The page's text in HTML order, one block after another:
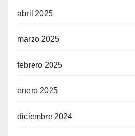
abril 2025
marzo 2025
febrero 2025
enero 2025
diciembre 2024